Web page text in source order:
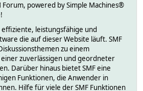
Forum, powered by Simple Machines®
effiziente, leistungsfähige und
die auf dieser Website läuft. SMF
zu einem
zuverlässigen und geordneter
Darüber hinaus bietet SMF eine
Funktionen, die Anwender in
Hilfe für viele der SMF Funktionen